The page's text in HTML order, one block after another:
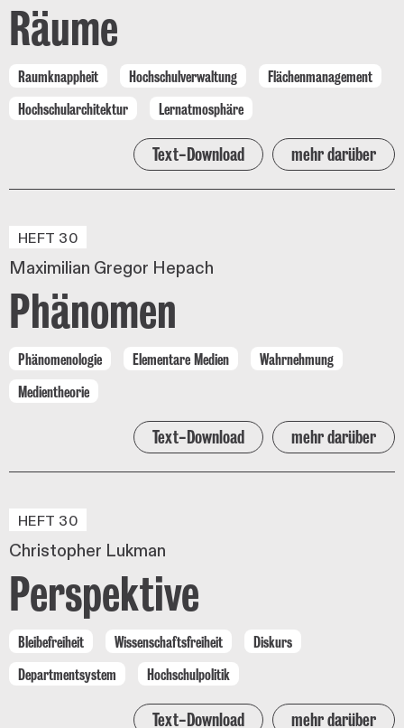
Räume
Raumknappheit Hochschulverwaltung
Flächenmanagement
Hochschularchitektur
Lernatmosphäre
Text-Download mehr darüber
HEFT 30
Maximilian Gregor Hepach
Phänomen
Phänomenologie Elementare Medien
Wahrnehmung
Medientheorie
Text-Download mehr darüber
HEFT 30
Christopher Lukman
Perspektive
Bleibefreiheit Wissenschaftsfreiheit
Diskurs
Departmentsystem
Hochschulpolitik
Text-Download mehr darüber